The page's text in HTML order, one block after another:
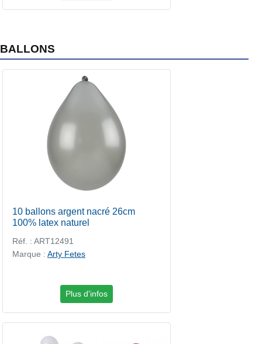
BALLONS
10 ballons argent nacré 26cm
100% latex naturel
Réf. : ART12491
Marque : Arty Fetes
Plus d'infos